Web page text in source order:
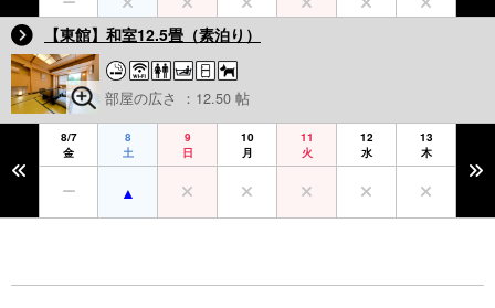
【東館】和室12.5畳（素泊り）
部屋の広さ ：12.50 帖
8/7
金
8
土
9
日
10
月
11
火
12
水
13
木